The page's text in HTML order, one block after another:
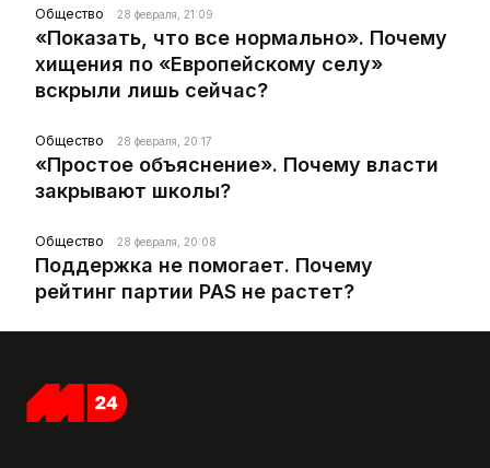
Общество 28 февраля, 21:09
«Показать, что все нормально». Почему
хищения по «Европейскому селу»
вскрыли лишь сейчас?
Общество 28 февраля, 20:17
«Простое объяснение». Почему власти
закрывают школы?
Общество 28 февраля, 20:08
Поддержка не помогает. Почему
рейтинг партии PAS не растет?